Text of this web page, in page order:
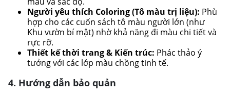
Người yêu thích Coloring (Tô màu trị liệu): Phù
hợp cho các cuốn sách tô màu người lớn (như
Khu vườn bí mật) nhờ khả năng đi màu chi tiết và
rực rỡ.
Thiết kế thời trang & Kiến trúc: Phác thảo ý
tưởng với các lớp màu chồng tinh tế.
4. Hướng dẫn bảo quản